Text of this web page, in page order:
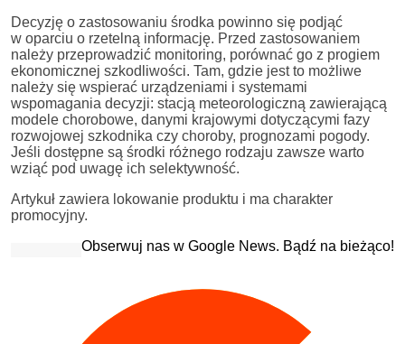
Decyzję o zastosowaniu środka powinno się podjąć
w oparciu o rzetelną informację. Przed zastosowaniem
należy przeprowadzić monitoring, porównać go z progiem
ekonomicznej szkodliwości. Tam, gdzie jest to możliwe
należy się wspierać urządzeniami i systemami
wspomagania decyzji: stacją meteorologiczną zawierającą
modele chorobowe, danymi krajowymi dotyczącymi fazy
rozwojowej szkodnika czy choroby, prognozami pogody.
Jeśli dostępne są środki różnego rodzaju zawsze warto
wziąć pod uwagę ich selektywność.
Artykuł zawiera lokowanie produktu i ma charakter
promocyjny.
Obserwuj nas w Google News. Bądź na bieżąco!